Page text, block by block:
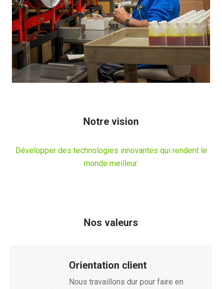
Notre vision
Développer des technologies innovantes qui rendent le
monde meilleur.
Nos valeurs
Orientation client
Nous travaillons dur pour faire en